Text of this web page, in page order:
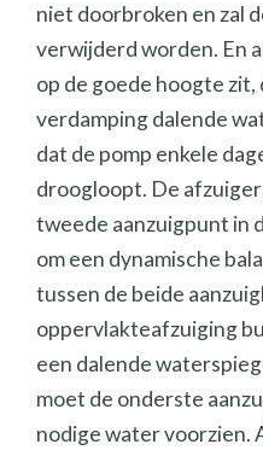
niet doorbroken en zal
verwijderd worden. En
op de goede hoogte zit,
verdamping dalende
dat de pomp enkele
droogloopt. De
tweede aanzuigpunt in
om een dynamische
tussen de beide
oppervlakteafzuiging
een dalende
moet de onderste
nodige water voorzien.